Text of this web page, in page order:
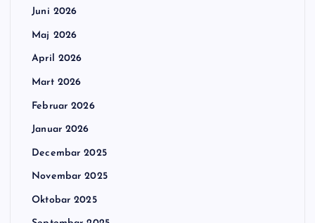
Juni 2026
Maj 2026
April 2026
Mart 2026
Februar 2026
Januar 2026
Decembar 2025
Novembar 2025
Oktobar 2025